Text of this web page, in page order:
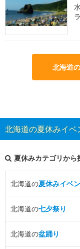
北海道
北海道の夏休みイ
夏休みカテゴリから
北海道の夏休みイベ
北海道の七夕祭り
北海道の盆踊り